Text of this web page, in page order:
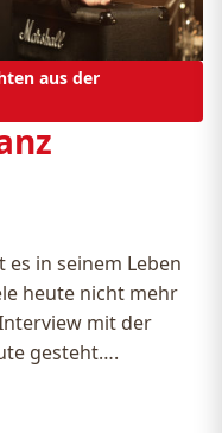
aus der
in seinem Leben
heute nicht mehr
mit der
gesteht….